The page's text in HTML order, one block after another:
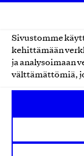
Sivustomme
kehittämään
ja analysoimaan
välttämättömiä,
Avainlippu